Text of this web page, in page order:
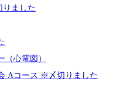
ました
心電図）
Aコース ※〆切りました